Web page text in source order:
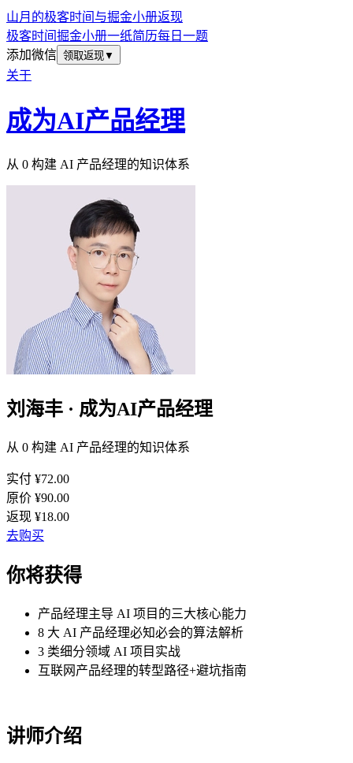
山月的极客时间与掘金小册返现
极客时间掘金小册一纸简历每日一题
添加微信 领取返现▼
关于
成为AI产品经理
从 0 构建 AI 产品经理的知识体系
刘海丰 · 成为AI产品经理
从 0 构建 AI 产品经理的知识体系
实付 ¥72.00
原价 ¥90.00
返现 ¥18.00
去购买
你将获得
产品经理主导 AI 项目的三大核心能力
8 大 AI 产品经理必知必会的算法解析
3 类细分领域 AI 项目实战
互联网产品经理的转型路径+避坑指南
讲师介绍